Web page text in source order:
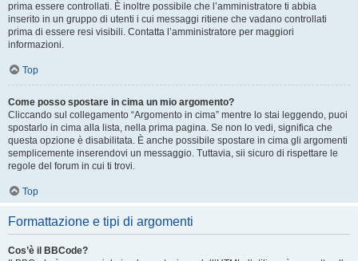
prima essere controllati. È inoltre possibile che l’amministratore ti abbia
inserito in un gruppo di utenti i cui messaggi ritiene che vadano controllati
prima di essere resi visibili. Contatta l’amministratore per maggiori
informazioni.
Top
Come posso spostare in cima un mio argomento?
Cliccando sul collegamento “Argomento in cima” mentre lo stai leggendo, puoi
spostarlo in cima alla lista, nella prima pagina. Se non lo vedi, significa che
questa opzione è disabilitata. È anche possibile spostare in cima gli argomenti
semplicemente inserendovi un messaggio. Tuttavia, sii sicuro di rispettare le
regole del forum in cui ti trovi.
Top
Formattazione e tipi di argomenti
Cos’è il BBCode?